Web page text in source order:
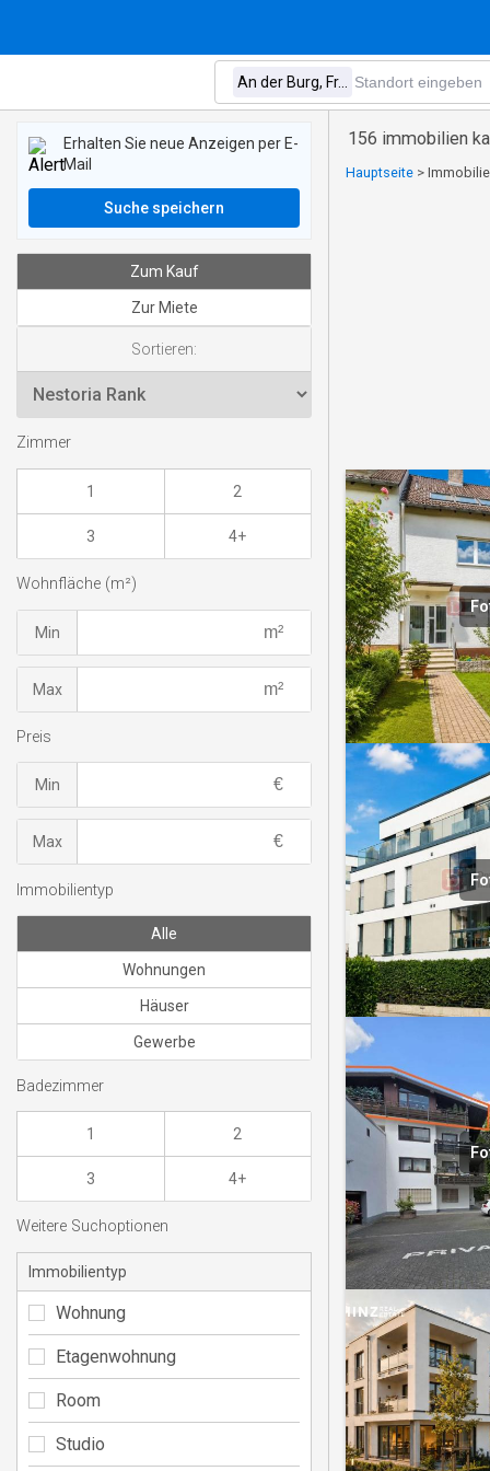
156 immobilien
Hauptseite >
Erhalten Sie neue Anzeigen per E-
Mail
Suche speichern
Zum Kauf
Zur Miete
Sortieren:
Zimmer
1 2
3 4+
Wohnfläche (m²)
Min
Max
Preis
Min
Max
Immobilientyp
Alle
Wohnungen
Häuser
Gewerbe
Badezimmer
1 2
3 4+
Weitere Suchoptionen
Immobilientyp
Wohnung
Etagenwohnung
Room
Studio